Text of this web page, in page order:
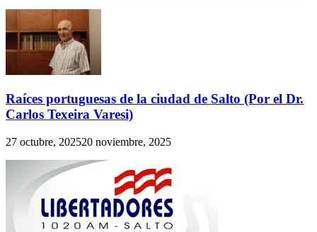
Raíces portuguesas de la ciudad de Salto (Por el Dr.
Carlos Texeira Varesi)
27 octubre, 202520 noviembre, 2025